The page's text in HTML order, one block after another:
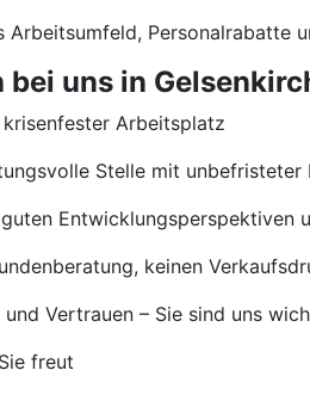
Arbeitsumfeld, Personalrabatte
uns in
Arbeitsplatz
Stelle mit unbefristeter
Entwicklungsperspektiven
keinen
Vertrauen – Sie sind uns
freut